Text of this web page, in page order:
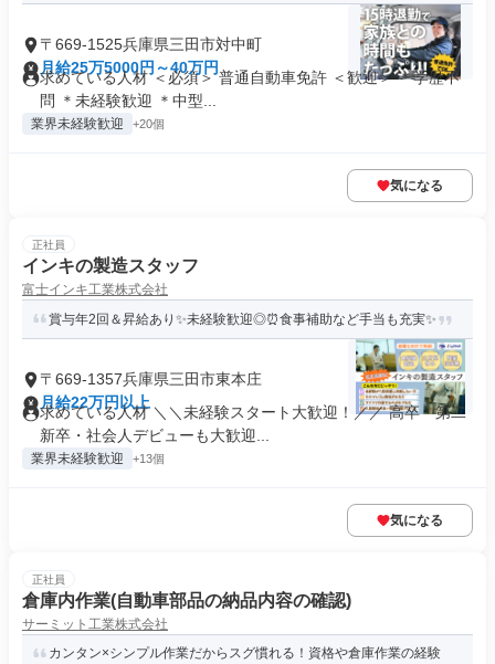
〒669-1525兵庫県三田市対中町
月給25万5000円～40万円
求めている人材 ＜必須＞ 普通自動車免許 ＜歓迎＞ ＊学歴不
問 ＊未経験歓迎 ＊中型...
業界未経験歓迎 +20個
気になる
正社員
インキの製造スタッフ
富士インキ工業株式会社
賞与年2回＆昇給あり✨未経験歓迎◎⏰食事補助など手当も充実✨
〒669-1357兵庫県三田市東本庄
月給22万円以上
求めている人材 ＼＼未経験スタート大歓迎！／／ 高卒・第二
新卒・社会人デビューも大歓迎...
業界未経験歓迎 +13個
気になる
正社員
倉庫内作業(自動車部品の納品内容の確認)
サーミット工業株式会社
カンタン×シンプル作業だからスグ慣れる！資格や倉庫作業の経験